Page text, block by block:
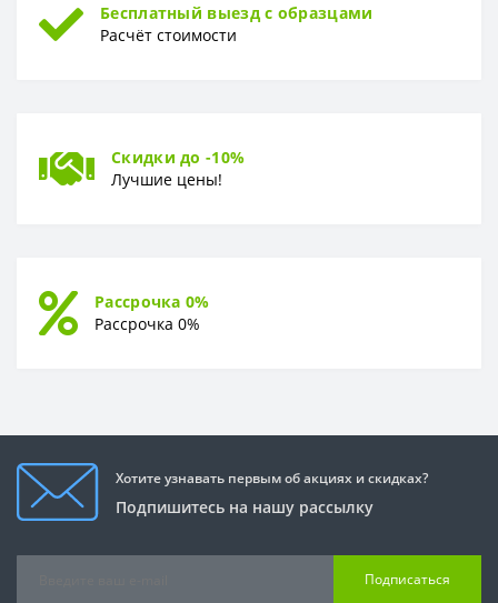
Бесплатный выезд с образцами
Расчёт стоимости
Скидки до -10%
Лучшие цены!
Рассрочка 0%
Рассрочка 0%
Хотите узнавать первым об акциях и скидках?
Подпишитесь на нашу рассылку
Подписаться